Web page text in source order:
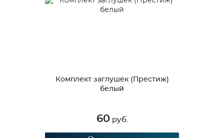
Комплект заглушек (Престиж)
белый
60руб.